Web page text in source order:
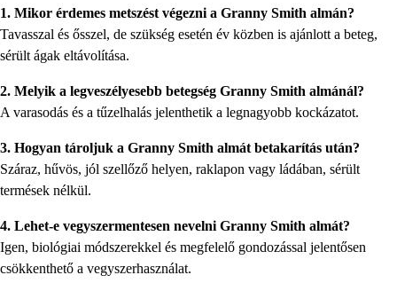
1. Mikor érdemes metszést végezni a Granny Smith almán?
Tavasszal és ősszel, de szükség esetén év közben is ajánlott a beteg,
sérült ágak eltávolítása.
2. Melyik a legveszélyesebb betegség Granny Smith almánál?
A varasodás és a tűzelhalás jelenthetik a legnagyobb kockázatot.
3. Hogyan tároljuk a Granny Smith almát betakarítás után?
Száraz, hűvös, jól szellőző helyen, raklapon vagy ládában, sérült
termések nélkül.
4. Lehet-e vegyszermentesen nevelni Granny Smith almát?
Igen, biológiai módszerekkel és megfelelő gondozással jelentősen
csökkenthető a vegyszerhasználat.